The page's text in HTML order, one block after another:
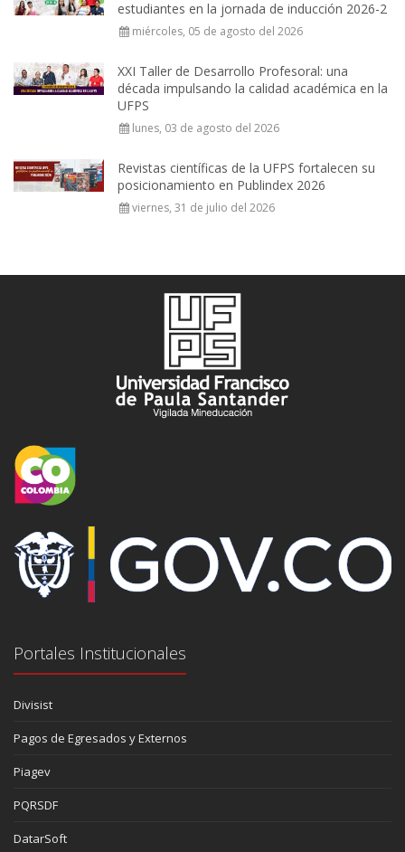
estudiantes en la jornada de inducción 2026-2
miércoles, 05 de agosto del 2026
XXI Taller de Desarrollo Profesoral: una
década impulsando la calidad académica en la
UFPS
lunes, 03 de agosto del 2026
Revistas científicas de la UFPS fortalecen su
posicionamiento en Publindex 2026
viernes, 31 de julio del 2026
Portales Institucionales
Divisist
Pagos de Egresados y Externos
Piagev
PQRSDF
DatarSoft